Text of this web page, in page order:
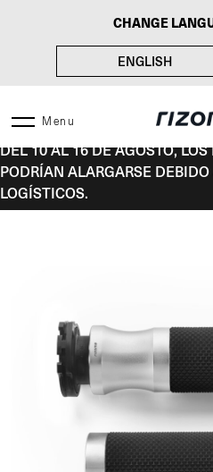
contenido
CHANGE
ENGLISH
DEUTSCH
ITALIANO
Menu
DEL 10 AL 16 DE AGOSTO,
PODRÍAN ALARGARSE
LOGÍSTICOS.